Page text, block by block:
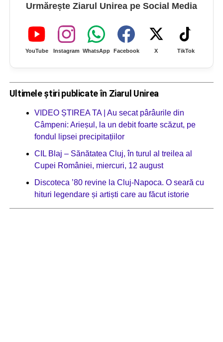
Urmărește Ziarul Unirea pe Social Media
YouTube Instagram WhatsApp Facebook X TikTok
Ultimele știri publicate în Ziarul Unirea
VIDEO ȘTIREA TA | Au secat pârâurile din
Câmpeni: Arieșul, la un debit foarte scăzut, pe
fondul lipsei precipitațiilor
CIL Blaj – Sănătatea Cluj, în turul al treilea al
Cupei României, miercuri, 12 august
Discoteca ’80 revine la Cluj-Napoca. O seară cu
hituri legendare și artiști care au făcut istorie